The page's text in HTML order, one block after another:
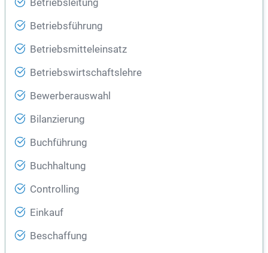
Betriebsleitung
Betriebsführung
Betriebsmitteleinsatz
Betriebswirtschaftslehre
Bewerberauswahl
Bilanzierung
Buchführung
Buchhaltung
Controlling
Einkauf
Beschaffung